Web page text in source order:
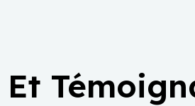
Et